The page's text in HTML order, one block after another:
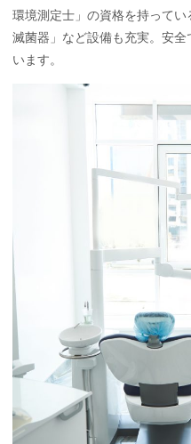
環境測定士」の資格を持って
滅菌器」など設備も充実。安
います。